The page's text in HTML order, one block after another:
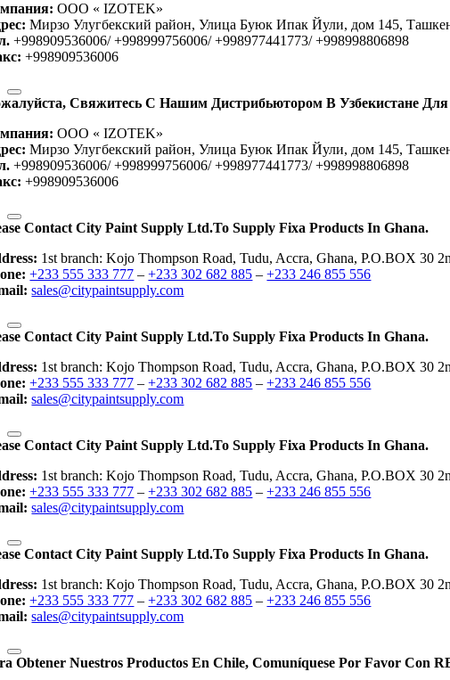
OOO « IZOTEK»
Мирзо Улугбекский район, Улица Буюк Ипак Йули, дом 145,
+998909536006/ +998999756006/ +998977441773/ +998998806898
+998909536006
Свяжитесь С Нашим Дистрибьютором В Узбекистане
OOO « IZOTEK»
Мирзо Улугбекский район, Улица Буюк Ипак Йули, дом 145,
+998909536006/ +998999756006/ +998977441773/ +998998806898
+998909536006
Contact City Paint Supply Ltd.to Supply Fixa Products In Ghana.
1st branch: Kojo Thompson Road, Tudu, Accra, Ghana, P.O.BOX 30
+233 555 333 777 –+233 302 682 885 –+233 246 855 556
sales@citypaintsupply.com
Contact City Paint Supply Ltd.to Supply Fixa Products In Ghana.
1st branch: Kojo Thompson Road, Tudu, Accra, Ghana, P.O.BOX 30
+233 555 333 777 –+233 302 682 885 –+233 246 855 556
sales@citypaintsupply.com
Contact City Paint Supply Ltd.to Supply Fixa Products In Ghana.
1st branch: Kojo Thompson Road, Tudu, Accra, Ghana, P.O.BOX 30
+233 555 333 777 –+233 302 682 885 –+233 246 855 556
sales@citypaintsupply.com
Contact City Paint Supply Ltd.to Supply Fixa Products In Ghana.
1st branch: Kojo Thompson Road, Tudu, Accra, Ghana, P.O.BOX 30
+233 555 333 777 –+233 302 682 885 –+233 246 855 556
sales@citypaintsupply.com
Obtener Nuestros Productos En Chile, Comuníquese Por Favor Con